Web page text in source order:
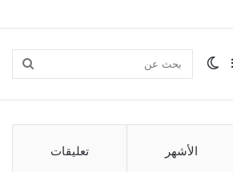
بحث الوضعإضافة
الأشهر تعليقات